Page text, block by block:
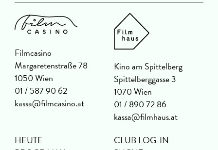
Filmcasino
Margaretenstraße 78
1050 Wien
01 / 587 90 62
kassa@filmcasino.at
Kino am Spittelberg
Spittelberggasse 3
1070 Wien
01 / 890 72 86
kassa@filmhaus.at
HEUTE
CLUB LOG-IN